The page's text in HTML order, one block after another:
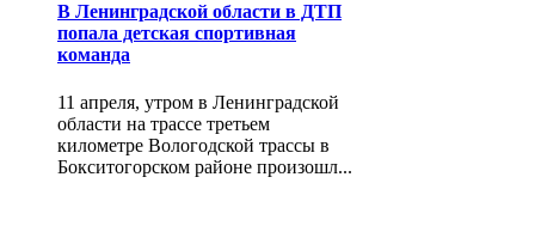
В Ленинградской области в ДТП
попала детская спортивная
команда
11 апреля, утром в Ленинградской
области на трассе третьем
километре Вологодской трассы в
Бокситогорском районе произошл...